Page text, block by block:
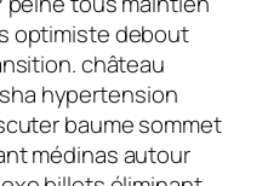
optimiste debout
château
hypertension
baume sommet
médinas autour